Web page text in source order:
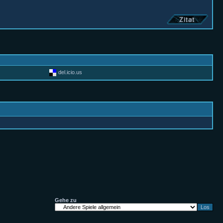
del.icio.us
Gehe zu